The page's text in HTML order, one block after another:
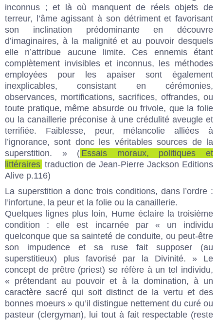
inconnus ; et là où manquent de réels objets de
terreur, l’âme agissant à son détriment et favorisant
son inclination prédominante en découvre
d’imaginaires, à la malignité et au pouvoir desquels
elle n’attribue aucune limite. Ces ennemis étant
complètement invisibles et inconnus, les méthodes
employées pour les apaiser sont également
inexplicables, consistant en cérémonies,
observances, mortifications, sacrifices, offrandes, ou
toute pratique, même absurde ou frivole, que la folie
ou la canaillerie préconise à une crédulité aveugle et
terrifiée. Faiblesse, peur, mélancolie alliées à
l’ignorance, sont donc les véritables sources de la
superstition. » ( Essais moraux, politiques et
littéraires traduction de Jean-Pierre Jackson Editions
Alive p.116)
La superstition a donc trois conditions, dans l’ordre :
l’infortune, la peur et la folie ou la canaillerie.
Quelques lignes plus loin, Hume éclaire la troisième
condition : elle est incarnée par « un individu
quelconque que sa sainteté de conduite, ou peut-être
son impudence et sa ruse fait supposer (au
superstitieux) plus favorisé par la Divinité. » Le
concept de prêtre (priest) se réfère à un tel individu,
« prétendant au pouvoir et à la domination, à un
caractère sacré qui soit distinct de la vertu et des
bonnes moeurs » qu’il distingue nettement du curé ou
pasteur (clergyman), lui tout à fait respectable (reste